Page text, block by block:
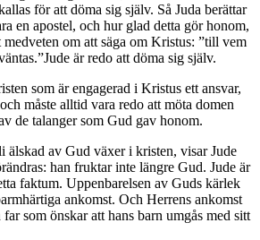
för att döma sig själv. Så Juda berättar
en apostel, och hur glad detta gör honom,
om att säga om Kristus: ”till vem
är redo att döma sig själv.
som är engagerad i Kristus ett ansvar,
måste alltid vara redo att möta domen
de talanger som Gud gav honom.
älskad av Gud växer i kristen, visar Jude
han fruktar inte längre Gud. Jude är
faktum. Uppenbarelsen av Guds kärlek
ankomst. Och Herrens ankomst
som önskar att hans barn umgås med sitt